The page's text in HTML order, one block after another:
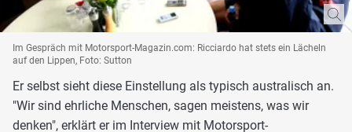
Im Gespräch mit Motorsport-Magazin.com: Ricciardo hat stets ein Lächeln
auf den Lippen, Foto: Sutton
Er selbst sieht diese Einstellung als typisch australisch an.
"Wir sind ehrliche Menschen, sagen meistens, was wir
denken", erklärt er im Interview mit Motorsport-